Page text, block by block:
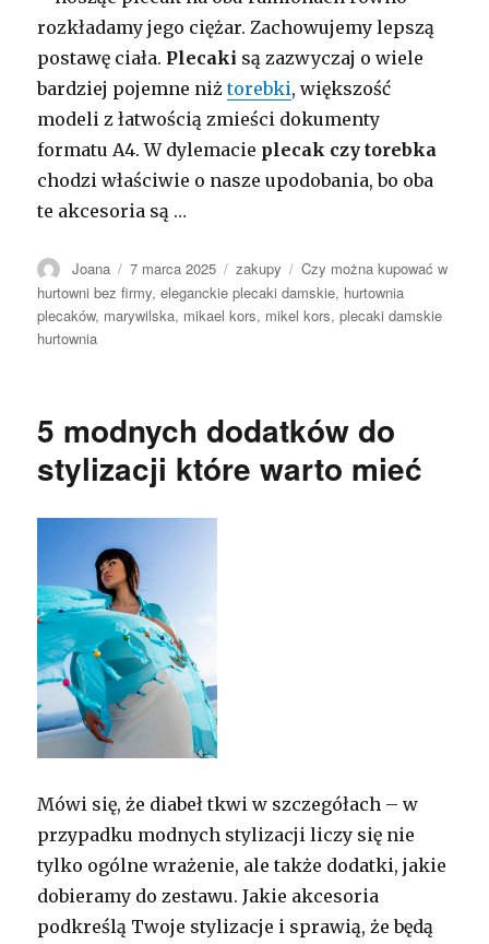
rozkładamy jego ciężar. Zachowujemy lepszą
postawę ciała. Plecaki są zazwyczaj o wiele
bardziej pojemne niżtorebki, większość
modeli z łatwością zmieści dokumenty
formatu A4. W dylemacie plecak czy torebka
chodzi właściwie o nasze upodobania, bo oba
te akcesoria są …
Autor
Joana Opublikowano
7 marca 2025 Kategorie
zakupy Tagi
Czy można kupować w
hurtowni bez firmy,eleganckie plecaki damskie, hurtownia
plecaków, marywilska, mikael kors, mikel kors,plecaki damskie
hurtownia
5 modnych dodatków do
stylizacji które warto mieć
Mówi się, że diabeł tkwi w szczegółach – w
przypadku modnych stylizacji liczy się nie
tylko ogólne wrażenie, ale także dodatki, jakie
dobieramy do zestawu. Jakie akcesoria
podkreślą Twoje stylizacje i sprawią, że będą